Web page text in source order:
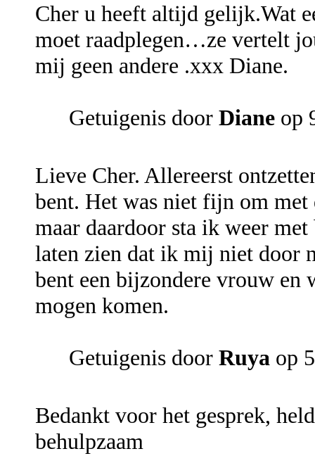
Cher u heeft altijd gelijk.Wat
moet raadplegen…ze vertelt
mij geen andere .xxx Diane.
Getuigenis door Diane op
Lieve Cher. Allereerst
bent. Het was niet fijn om
maar daardoor sta ik weer
laten zien dat ik mij niet door
bent een bijzondere vrouw
mogen komen.
Getuigenis door Ruya op
Bedankt voor het gesprek,
behulpzaam